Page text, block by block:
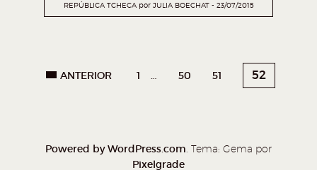
REPÚBLICA TCHECA por JULIA BOECHAT 23/07/2015
ANTERIOR 1 … 50 51 52
Powered by WordPress.com. Tema: Gema por
Pixelgrade